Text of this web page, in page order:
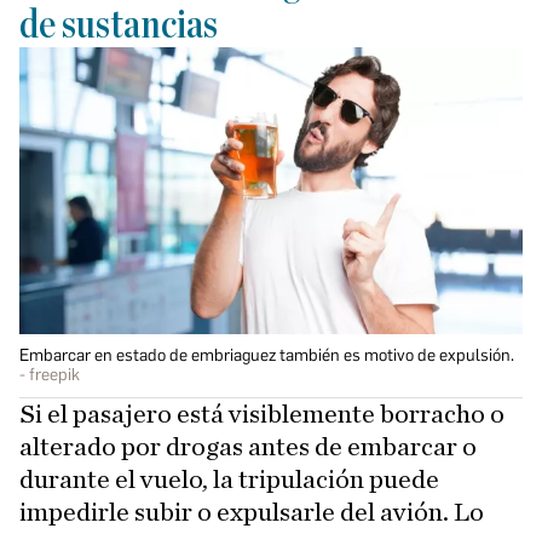
de sustancias
Embarcar en estado de embriaguez también es motivo de expulsión.
freepik
Si el pasajero está visiblemente borracho o
alterado por drogas antes de embarcar o
durante el vuelo, la tripulación puede
impedirle subir o expulsarle del avión. Lo